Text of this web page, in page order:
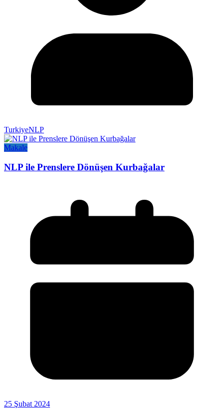
TurkiyeNLP
Makale
NLP ile Prenslere Dönüşen Kurbağalar
25 Şubat 2024